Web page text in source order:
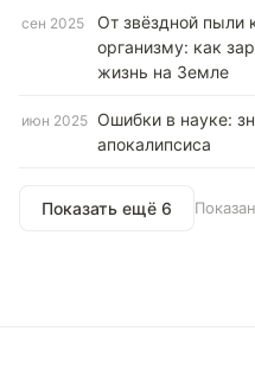
сен 2025
От звёздной пыли
организму: как
жизнь на Земле
июн 2025 Ошибки в науке:
апокалипсиса
Показать ещё 6